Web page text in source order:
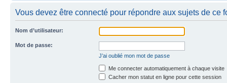
Vous devez être connecté pour répondre aux sujets de ce
Nom d’utilisateur:
Mot de passe:
J’ai oublié mon mot de passe
Me connecter automatiquement à chaque visite
Cacher mon statut en ligne pour cette session